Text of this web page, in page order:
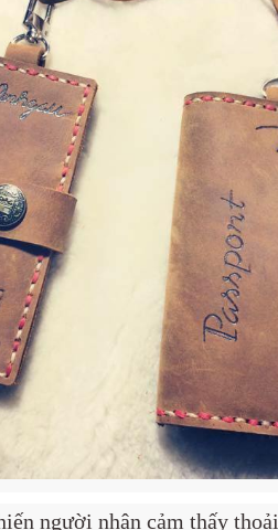
người nhận cảm thấy